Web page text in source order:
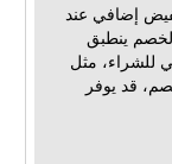
إضافي عند
ينطبق
للشراء، مثل
قد يوفر